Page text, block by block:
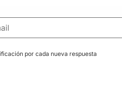
por cada nueva respuesta